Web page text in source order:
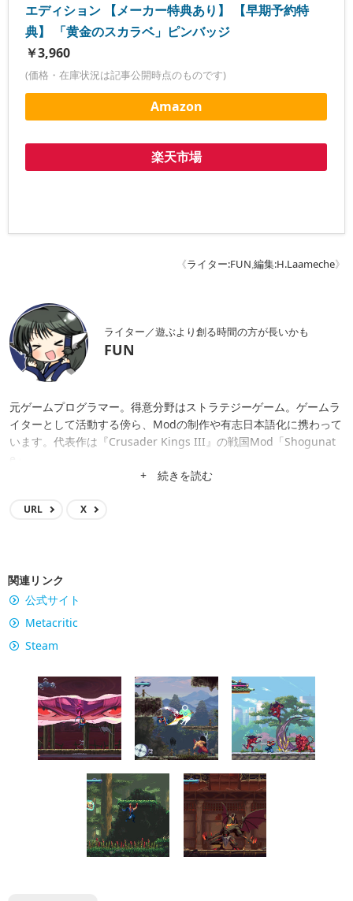
エディション 【メーカー特典あり】 【早期予約特
典】 「黄金のスカラベ」ピンバッジ
￥3,960
(価格・在庫状況は記事公開時点のものです)
Amazon
楽天市場
《ライター:FUN,編集:H.Laameche》
ライター／遊ぶより創る時間の方が長いかも
FUN
元ゲームプログラマー。得意分野はストラテジーゲーム。ゲームラ
イターとして活動する傍ら、Modの制作や有志日本語化に携わって
います。代表作は『Crusader Kings III』の戦国Mod「Shogunat
+ 続きを読む
URL X
関連リンク
公式サイト
Metacritic
Steam